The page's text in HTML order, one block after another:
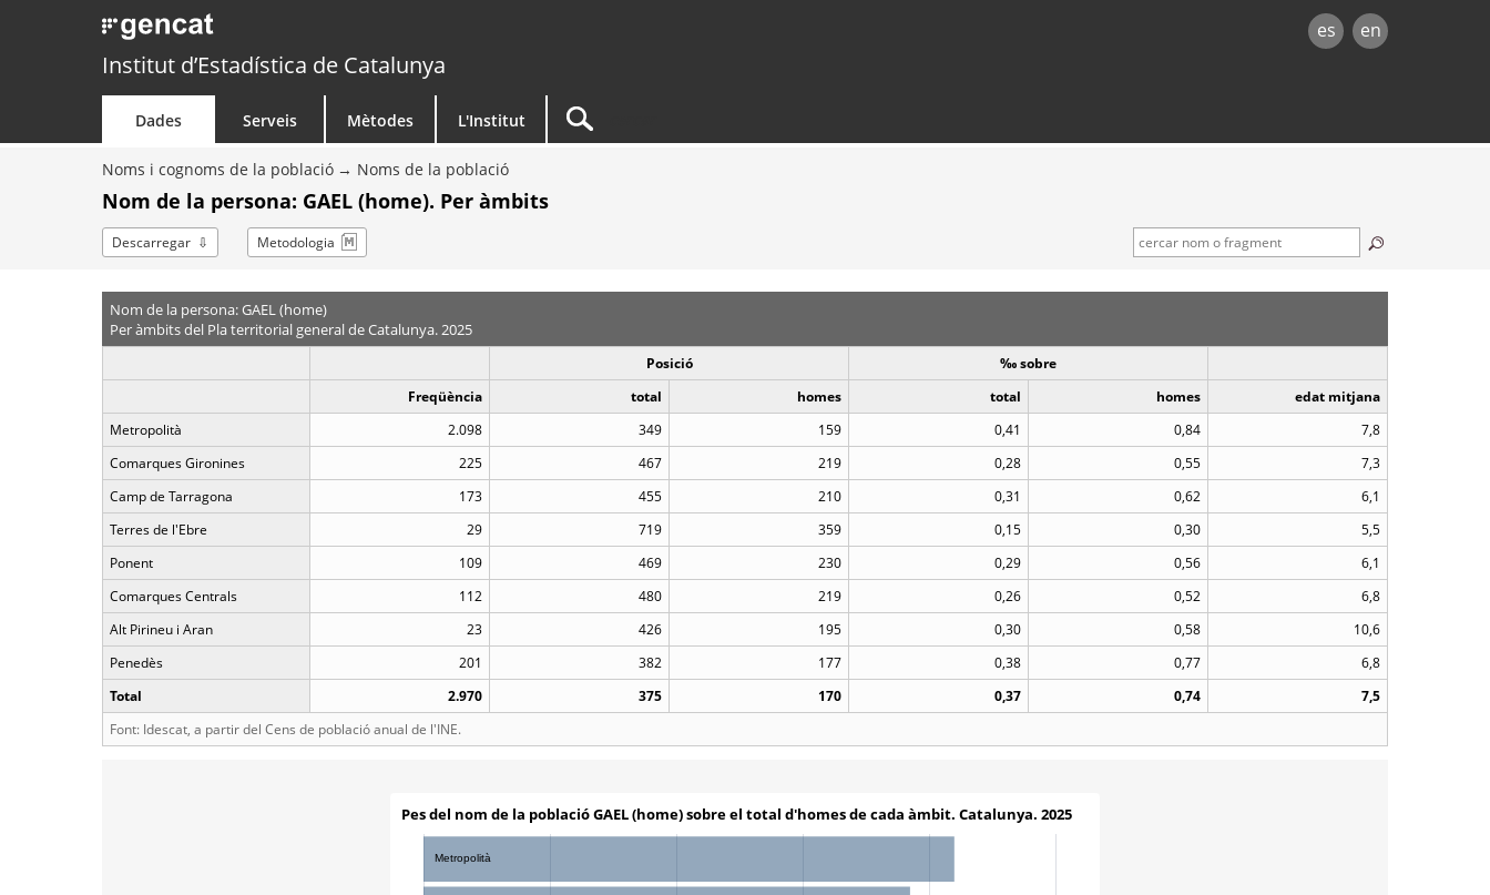
es en
Institut d’Estadística de Catalunya
Dades Serveis Mètodes L'Institut
Noms i cognoms de la població Noms de la població
Nom de la persona: GAEL (home). Per àmbits
Descarregar Metodologia
Nom de la persona: GAEL (home)
Per àmbits del Pla territorial general de Catalunya. 2025
Posició
‰ sobre
Freqüència
total homes total homes
edat mitjana
Metropolità
2.098 349 159 0,41 0,84
7,8
Comarques Gironines
225 467 219 0,28 0,55
7,3
Camp de Tarragona
173 455 210 0,31 0,62
6,1
Terres de l'Ebre
29 719 359 0,15 0,30
5,5
Ponent
109 469 230 0,29 0,56
6,1
Comarques Centrals
112 480 219 0,26 0,52
6,8
Alt Pirineu i Aran
23 426 195 0,30 0,58
10,6
Penedès
201 382 177 0,38 0,77
6,8
Total
2.970 375 170 0,37 0,74
7,5
Font: Idescat, a partir del Cens de població anual de l'INE.